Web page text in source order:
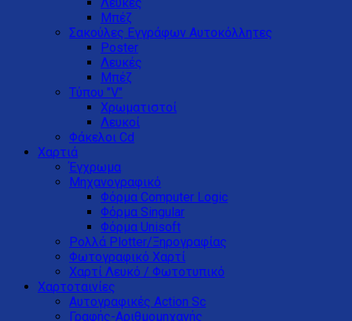
Μπέζ
Σακούλες Εγγράφων Αυτοκόλλητες
Poster
Λευκές
Μπέζ
Τύπου "V"
Xρωματιστοί
Λευκοί
Φάκελοι Cd
Χαρτιά
Έγχρωμα
Μηχανογραφικό
Φόρμα Computer Logic
Φόρμα Singular
Φόρμα Unisoft
Ρολλά Plotter/Ξηρογραφίας
Φωτογραφικό Χαρτί
Χαρτί Λευκό / Φωτοτυπικό
Χαρτοταινίες
Αυτογραφικές Action Sc
Γραφής-Αριθμομηχανής